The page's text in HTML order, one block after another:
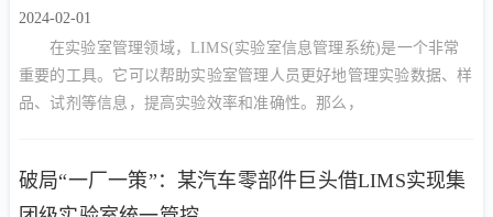
2024-02-01
在实验室管理领域，LIMS(实验室信息管理系统)是一个非常
重要的工具。它可以帮助实验室管理人员更好地管理实验数据、样
品、试剂等信息，提高实验效率和准确性。那么，
破局“一厂一策”：某汽车零部件巨头借LIMS实现集